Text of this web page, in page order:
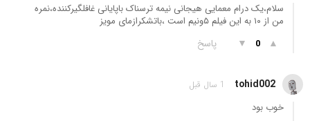
سلام،یک درام معمایی هیجانی نیمه ترسناک باپایانی غافلگیرکننده،نمره
من از ۱۰ به این فیلم ۵ونیم است ،باتشکرازمای مویز
▲
0
▼ پاسخ
tohid002 1 سال قبل
خوب بود